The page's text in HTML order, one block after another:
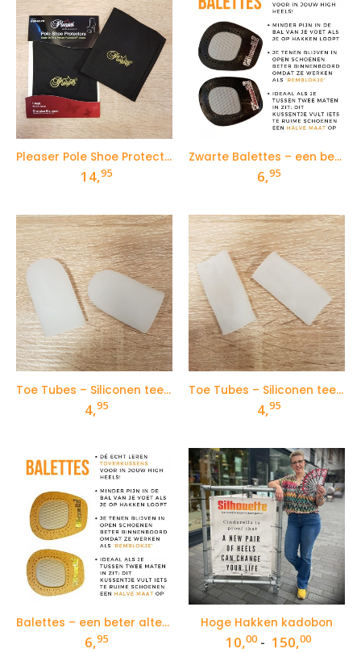
Pleaser Pole Shoe Protectors | Zwarte Paaldanssokken
14,95
Zwarte Balettes – een beter alternatief voor gelkussentjes! Tegen pijn in je voeten.
6,95
Toe Tubes – Siliconen teenbeschermers | Dichte voorkant
4,95
Toe Tubes – Siliconen teenbeschermers | Beide zijden open
4,95
Balettes – een beter alternatief voor gelkussentjes! Tegen pijn in je voeten.
6,95
Hoge Hakken kadobon
10,00 - 150,00